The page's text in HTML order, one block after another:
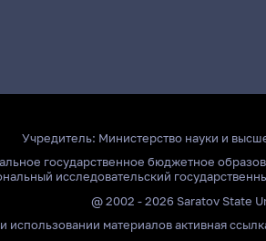
Учредитель: Министерство науки и
государственное бюджетное
исследовательский
@ 2002 - 2026 Saratov State
использовании материалов активная